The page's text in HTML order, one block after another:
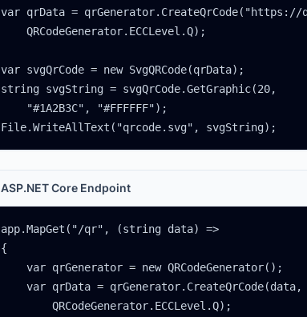
var qrData = qrGenerator.CreateQrCode("https://
    QRCodeGenerator.ECCLevel.Q);
var svgQrCode = new SvgQRCode(qrData);
string svgString = svgQrCode.GetGraphic(20,
    "#1A2B3C", "#FFFFFF");
File.WriteAllText("qrcode.svg", svgString);
ASP.NET Core Endpoint
app.MapGet("/qr", (string data) =>
{
    var qrGenerator = new QRCodeGenerator();
    var qrData = qrGenerator.CreateQrCode(data,
        QRCodeGenerator.ECCLevel.Q);